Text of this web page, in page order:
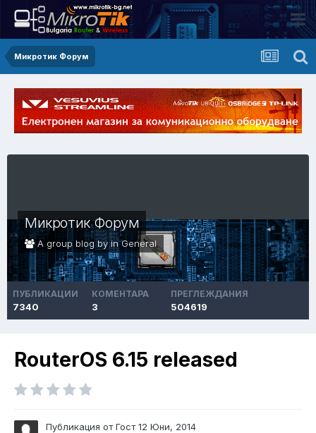
Микротик Форум
Микротик Форум
A group blog by inGeneral
ПУБЛИКАЦИИ
7340
КОМЕНТАРА
3
ПРЕГЛЕЖДАНИЯ
504619
RouterOS 6.15 released
Публикация от Гост12 Юни, 2014